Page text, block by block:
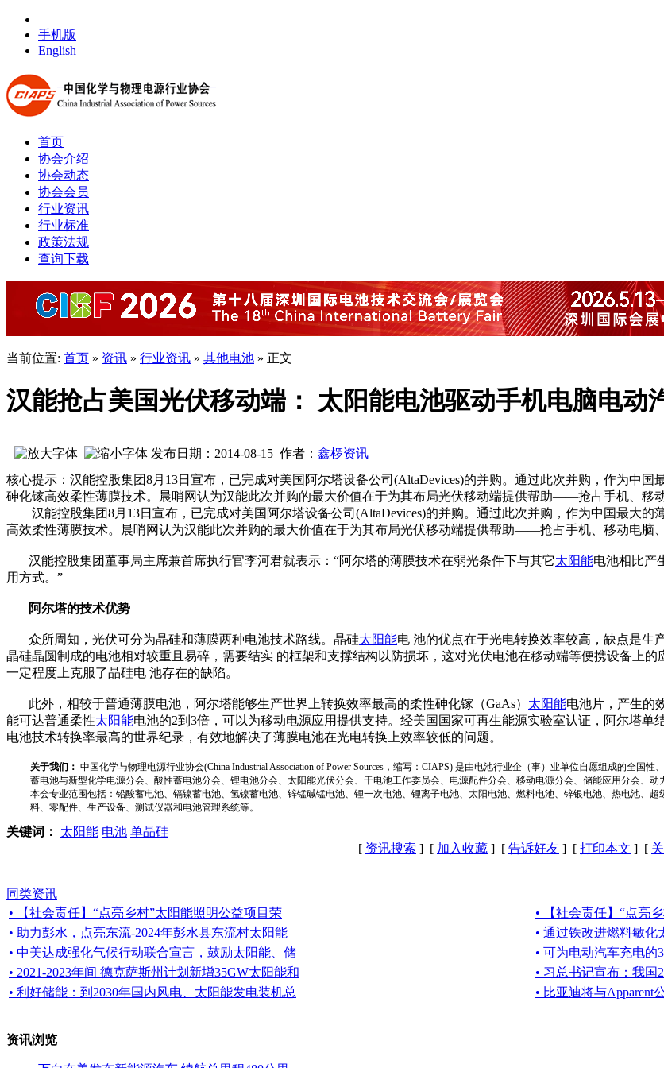
手机版
English
首页
协会介绍
协会动态
协会会员
行业资讯
行业标准
政策法规
查询下载
当前位置: 首页 » 资讯 » 行业资讯 » 其他电池 » 正文
汉能抢占美国光伏移动端： 太阳能电池驱动手机电脑电动
发布日期：2014-08-15 作者： 鑫椤资讯
核心提示：汉能控股集团8月13日宣布，已完成对美国阿尔塔设备公司(AltaDevices)的并购。通过此次并购，作为中
砷化镓高效柔性薄膜技术。晨哨网认为汉能此次并购的最大价值在于为其布局光伏移动端提供帮助——抢占手机、移
汉能控股集团8月13日宣布，已完成对美国阿尔塔设备公司(AltaDevices)的并购。通过此次并购，作为中国最大的
高效柔性薄膜技术。晨哨网认为汉能此次并购的最大价值在于为其布局光伏移动端提供帮助——抢占手机、移动电脑
汉能控股集团董事局主席兼首席执行官李河君就表示：“阿尔塔的薄膜技术在弱光条件下与其它太阳能电池相比产
用方式。”
阿尔塔的技术优势
众所周知，光伏可分为晶硅和薄膜两种电池技术路线。晶硅太阳能电 池的优点在于光电转换效率较高，缺点是生
晶硅晶圆制成的电池相对较重且易碎，需要结实 的框架和支撑结构以防损坏，这对光伏电池在移动端等便携设备上
一定程度上克服了晶硅电 池存在的缺陷。
此外，相较于普通薄膜电池，阿尔塔能够生产世界上转换效率最高的柔性砷化镓（GaAs） 太阳能电池片，产生的
能可达普通柔性太阳能电池的2到3倍，可以为移动电源应用提供支持。经美国国家可再生能源实验室认证，阿尔塔单
电池技术转换率最高的世界纪录，有效地解决了薄膜电池在光电转换上效率较低的问题。
关于我们： 中国化学与物理电源行业协会(China Industrial Association of Power Sources，缩写：CIAPS) 是由电池行业企（事）业单位自愿组成的全国
蓄电池与新型化学电源分会、酸性蓄电池分会、锂电池分会、太阳能光伏分会、干电池工作委员会、电源配件分会、移动电源分会、储能应用分会、
本会专业范围包括：铅酸蓄电池、镉镍蓄电池、氢镍蓄电池、锌锰碱锰电池、锂一次电池、锂离子电池、太阳电池、燃料电池、锌银电池、热电池、
料、零配件、生产设备、测试仪器和电池管理系统等。
关键词： 太阳能 电池 单晶硅
[ 资讯搜索 ] [ 加入收藏 ] [ 告诉好友 ] [ 打印本文 ] [
同类资讯
• 【社会责任】“点亮乡村”太阳能照明公益项目荣
• 【社会责任】“点亮
• 助力彭水，点亮东流-2024年彭水县东流村太阳能
• 通过铁改进燃料敏化
• 中美达成强化气候行动联合宣言，鼓励太阳能、储
• 可为电动汽车充电的
• 2021-2023年间 德克萨斯州计划新增35GW太阳能和
• 习总书记宣布：我国
• 利好储能：到2030年国内风电、太阳能发电装机总
• 比亚迪将与Apparent
资讯浏览